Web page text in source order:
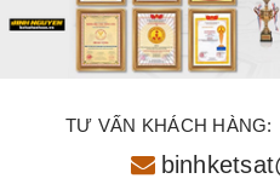
TƯ VẤN KHÁCH HÀNG: